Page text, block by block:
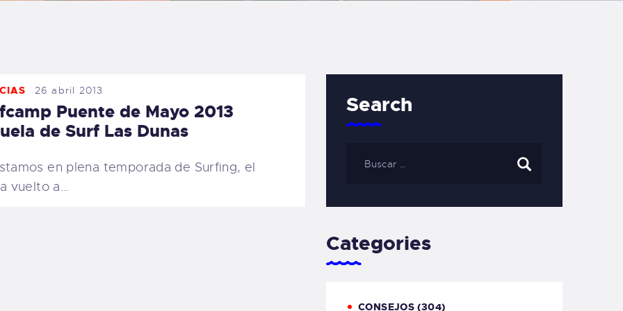
CARRITO
FAMILY
26 abril 2013
Puente de Mayo 2013
de Surf Las Dunas
en plena temporada de Surfing, el
vuelto a…
Search
Categories
CONSEJOS (304)